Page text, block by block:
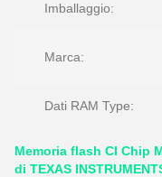
Imballaggio:
Marca:
Dati RAM Type:
Memoria flash CI Chip
di TEXAS